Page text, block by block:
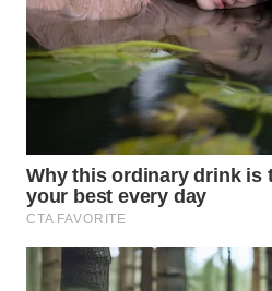
WN
SOLO
WN
WN
MADURA
WN
SURABAYA